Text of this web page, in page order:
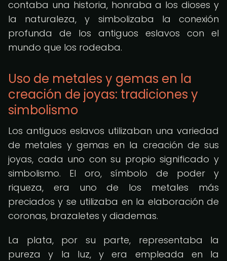
contaba una historia, honraba a los dioses y
la naturaleza, y simbolizaba la conexión
profunda de los antiguos eslavos con el
mundo que los rodeaba.
Uso de metales y gemas en la
creación de joyas: tradiciones y
simbolismo
Los antiguos eslavos utilizaban una variedad
de metales y gemas en la creación de sus
joyas, cada uno con su propio significado y
simbolismo. El oro, símbolo de poder y
riqueza, era uno de los metales más
preciados y se utilizaba en la elaboración de
coronas, brazaletes y diademas.
La plata, por su parte, representaba la
pureza y la luz, y era empleada en la